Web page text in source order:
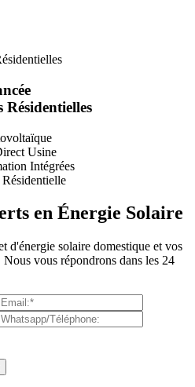
Résidentielles
Usine
Intégrées
en Énergie Solaire
d'énergie solaire domestique et vos
vous répondrons dans les 24